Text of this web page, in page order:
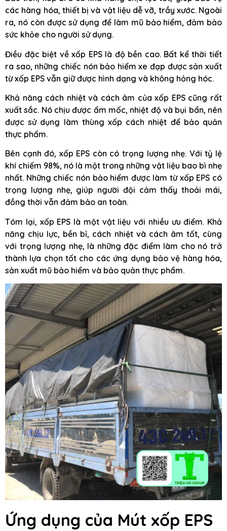
các hàng hóa, thiết bị và vật liệu dễ vỡ, trầy xước. Ngoài
ra, nó còn được sử dụng để làm mũ bảo hiểm, đảm bảo
sức khỏe cho người sử dụng.
Điều đặc biệt về xốp EPS là độ bền cao. Bất kể thời tiết
ra sao, những chiếc nón bảo hiểm xe đạp được sản xuất
từ xốp EPS vẫn giữ được hình dạng và không hỏng hóc.
Khả năng cách nhiệt và cách âm của xốp EPS cũng rất
xuất sắc. Nó chịu được ẩm mốc, nhiệt độ và bụi bẩn, nên
được sử dụng làm thùng xốp cách nhiệt để bảo quản
thực phẩm.
Bên cạnh đó, xốp EPS còn có trọng lượng nhẹ. Với tỷ lệ
khí chiếm 98%, nó là một trong những vật liệu bao bì nhẹ
nhất. Những chiếc nón bảo hiểm được làm từ xốp EPS có
trọng lượng nhẹ, giúp người đội cảm thấy thoải mái,
đồng thời vẫn đảm bảo an toàn.
Tóm lại, xốp EPS là một vật liệu với nhiều ưu điểm. Khả
năng chịu lực, bền bỉ, cách nhiệt và cách âm tốt, cùng
với trọng lượng nhẹ, là những đặc điểm làm cho nó trở
thành lựa chọn tốt cho các ứng dụng bảo vệ hàng hóa,
sản xuất mũ bảo hiểm và bảo quản thực phẩm.
Ứng dụng của Mút xốp EPS